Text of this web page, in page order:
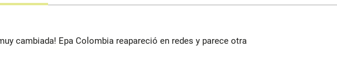
cambiada! Epa Colombia reapareció en redes y parece otra